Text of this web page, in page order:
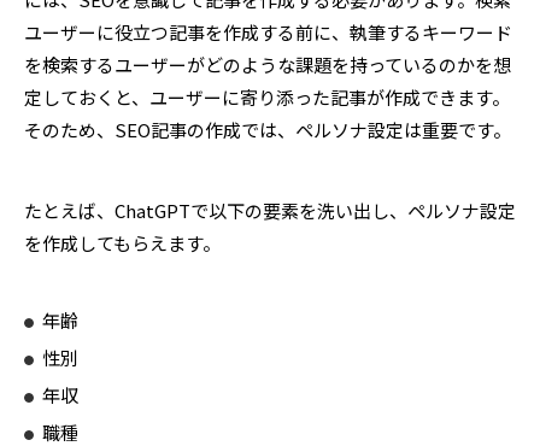
ユーザーに役立つ記事を作成する前に、執筆するキーワード
を検索するユーザーがどのような課題を持っているのかを想
定しておくと、ユーザーに寄り添った記事が作成できます。
そのため、SEO記事の作成では、ペルソナ設定は重要です。
たとえば、ChatGPTで以下の要素を洗い出し、ペルソナ設定
を作成してもらえます。
年齢
性別
年収
職種